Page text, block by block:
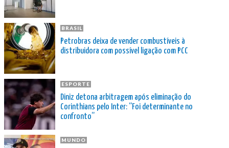
BRASIL
Petrobras deixa de vender combustíveis à
distribuidora com possível ligação com PCC
ESPORTE
Diniz detona arbitragem após eliminação do
Corinthians pelo Inter: “Foi determinante no
confronto”
MUNDO